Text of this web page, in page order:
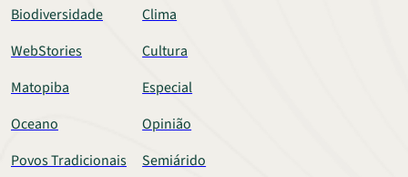
Biodiversidade
Clima
WebStories
Cultura
Matopiba
Especial
Oceano
Opinião
Povos Tradicionais
Semiárido